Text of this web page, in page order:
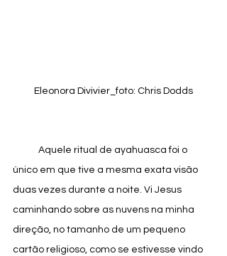
Eleonora Divivier_foto: Chris Dodds
único em que tive a mesma exata visão
duas vezes durante a noite. Vi Jesus
caminhando sobre as nuvens na minha
direção, no tamanho de um pequeno
cartão religioso, como se estivesse vindo